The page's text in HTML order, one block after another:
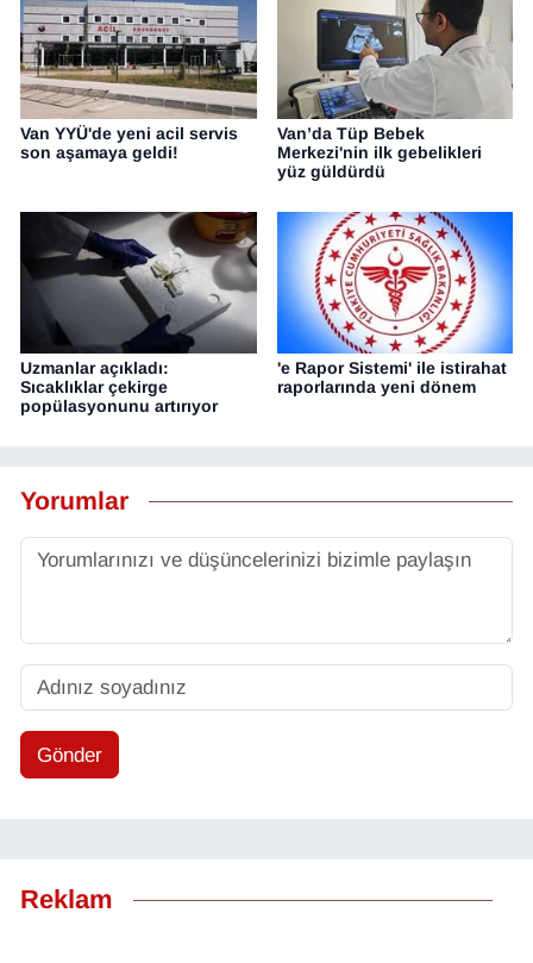
Van YYÜ'de yeni acil servis
son aşamaya geldi!
Van’da Tüp Bebek
Merkezi'nin ilk gebelikleri
yüz güldürdü
Uzmanlar açıkladı:
Sıcaklıklar çekirge
popülasyonunu artırıyor
'e Rapor Sistemi' ile istirahat
raporlarında yeni dönem
Yorumlar
Gönder
Reklam